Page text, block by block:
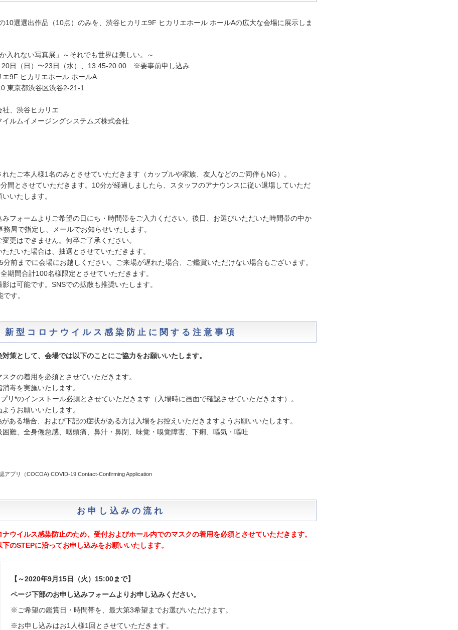
10選選出作品（10点）のみを、渋谷ヒカリエ9F ヒカリエホール ホールAの広大な会場に展示しま
入れない写真展」～それでも世界は美しい。～
20日（日）〜23日（水）、13:45-20:00 ※要事前申し込み
エ9F ヒカリエホール ホールA
渋谷区渋谷2-21-1
社、渋谷ヒカリエ
イルムイメージングシステムズ株式会社
れたご本人様1名のみとさせていただきます（カップルや家族、友人などのご同伴もNG）。
間とさせていただきます。10分が経過しましたら、スタッフのアナウンスに従い退場していただ
いたします。
みフォームよりご希望の日にち・時間帯をご入力ください。後日、お選びいただいた時間帯の中か
局で指定し、メールでお知らせいたします。
更はできません。何卒ご了承ください。
ただいた場合は、抽選とさせていただきます。
分前までに会場にお越しください。ご来場が遅れた場合、ご鑑賞いただけない場合もございます。
期間合計100名様限定とさせていただきます。
影は可能です。SNSでの拡散も推奨いたします。
す。
新型コロナウイルス感染防止に関する注意事項
策として、会場では以下のことにご協力をお願いいたします。
クの着用を必須とさせていただきます。
毒を実施いたします。
リ*のインストール必須とさせていただきます（入場時に画面で確認させていただきます）。
うお願いいたします。
ある場合、および下記の症状がある方は入場をお控えいただきますようお願いいたします。
、全身倦怠感、咽頭痛、鼻汁・鼻閉、味覚・嗅覚障害、下痢、嘔気・嘔吐
アプリ（COCOA) COVID-19 Contact-Confirming Application
お申し込みの流れ
ウイルス感染防止のため、受付およびホール内でのマスクの着用を必須とさせていただきます。
のSTEPに沿ってお申し込みをお願いいたします。
【～2020年9月15日（火）15:00まで】
ページ下部のお申し込みフォームよりお申し込みください。
※ご希望の鑑賞日・時間帯を、最大第3希望までお選びいただけます。
※お申し込みはお1人様1回とさせていただきます。